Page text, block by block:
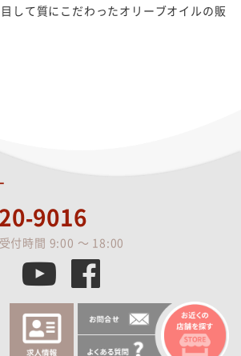
して質にこだわったオリーブオイルの販
9016
受付時間 9:00 ～ 18:00